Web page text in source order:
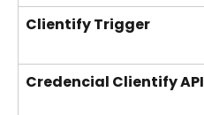
Clientify Trigger
Credencial Clientify API